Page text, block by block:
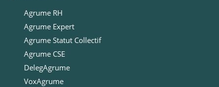
Agrume RH
Agrume Expert
Agrume Statut Collectif
Agrume CSE
DelegAgrume
VoxAgrume